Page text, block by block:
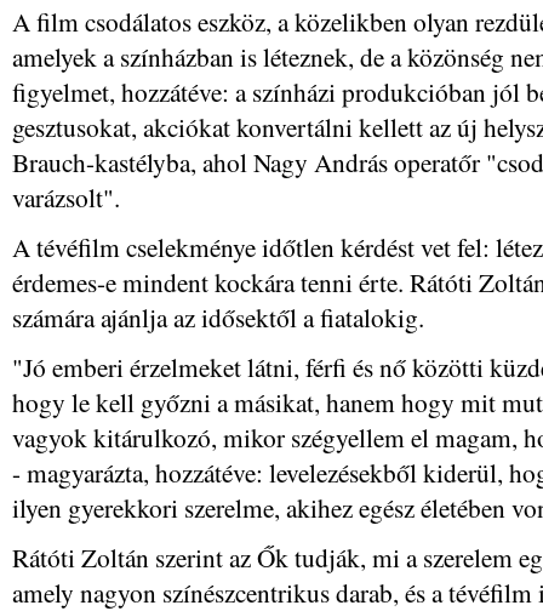
A film csodálatos eszköz, a közelikben olyan
amelyek a színházban is léteznek, de a közönség
figyelmet, hozzátéve: a színházi produkcióban jól
gesztusokat, akciókat konvertálni kellett az új
Brauch-kastélyba, ahol Nagy András operatőr
varázsolt".
A tévéfilm cselekménye időtlen kérdést vet fel:
érdemes-e mindent kockára tenni érte. Rátóti
számára ajánlja az idősektől a fiatalokig.
"Jó emberi érzelmeket látni, férfi és nő közötti
hogy le kell győzni a másikat, hanem hogy mit
vagyok kitárulkozó, mikor szégyellem el magam,
- magyarázta, hozzátéve: levelezésekből kiderül,
ilyen gyerekkori szerelme, akihez egész életében
Rátóti Zoltán szerint az Ők tudják, mi a szerelem
amely nagyon színészcentrikus darab, és a tévéfilm